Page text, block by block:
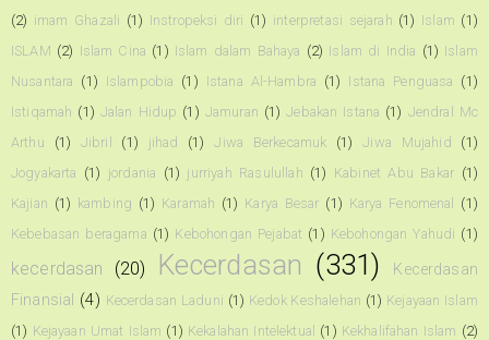
(2) imam Ghazali (1) Instropeksi diri (1) interpretasi sejarah (1) Islam (1)
ISLAM (2) Islam Cina (1) Islam dalam Bahaya (2) Islam di India (1) Islam
Nusantara (1) Islampobia (1) Istana Al-Hambra (1) Istana Penguasa (1)
Istiqamah (1) Jalan Hidup (1) Jamuran (1) Jebakan Istana (1) Jendral Mc
Arthu
(1) Jibril (1) jihad (1) Jiwa Berkecamuk (1) Jiwa Mujahid
(1)
Jogyakarta (1) jordania (1) jurriyah Rasulullah (1) Kabinet Abu Bakar (1)
Kajian (1) kambing (1) Karamah (1) Karya Besar (1) Karya Fenomenal
(1)
Kebebasan beragama (1) Kebohongan Pejabat (1) Kebohongan Yahudi (1)
kecerdasan (20) Kecerdasan (331)
Kecerdasan
Finansial (4) Kecerdasan Laduni (1) Kedok Keshalehan (1) Kejayaan Islam
(1) Kejayaan Umat Islam (1) Kekalahan Intelektual (1) Kekhalifahan Islam (2)